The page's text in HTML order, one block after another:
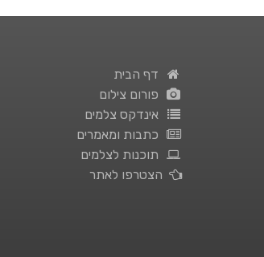
דף הבית
פורום צילום
אינדקס צלמים
כתבות ומאמרים
תוכנות לצלמים
הצטרפו לאתר